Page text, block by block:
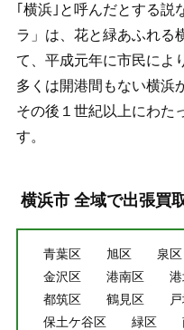
｢横浜｣と呼んだとする説
ラ」は、花と緑あふれる
て、平成元年に市民によ
多くは開港間もない横浜
その後１世紀以上にわた
す。
横浜市 全域で出張買
青葉区 旭区 泉区
金沢区
港南区
都筑区
鶴見区
保土ケ谷区
緑区